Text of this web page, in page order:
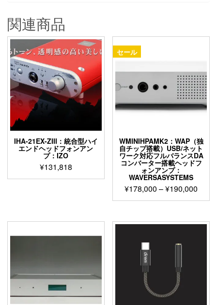
関連商品
IHA-21EX-ZIII：統合型ハイ
エンドヘッドフォンアン
プ：IZO
¥131,818
セール
WMINIHPAMK2：WAP（独
自チップ搭載）USB/ネット
ワーク対応フルバランスDA
コンバーター搭載ヘッドフ
ォンアンプ：
WAVERSASYSTEMS
¥178,000 –¥190,000
格
こ
商
リ